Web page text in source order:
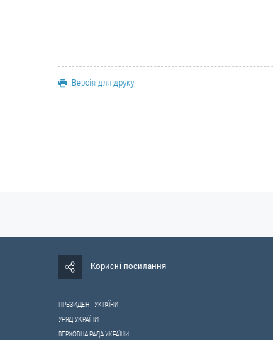
Версія для друку
Корисні посилання
ПРЕЗИДЕНТ УКРАЇНИ
УРЯД УКРАЇНИ
ВЕРХОВНА РАДА УКРАЇНИ